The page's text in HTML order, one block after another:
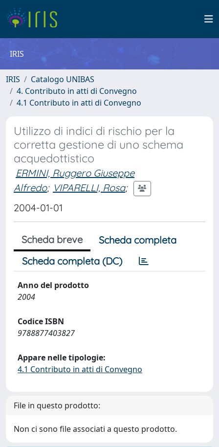
IRIS
IRIS
Catalogo UNIBAS
4. Contributo in atti di Convegno
4.1 Contributo in atti di Convegno
Utilizzo di indici di rischio per la
corretta gestione di uno schema
acquedottistico
ERMINI, Ruggero Giuseppe
Alfredo; VIPARELLI, Rosa;
2004-01-01
Scheda breve
Scheda completa
Scheda completa (DC)
Anno del prodotto
2004
Codice ISBN
9788877403827
Appare nelle tipologie:
4.1 Contributo in atti di Convegno
File in questo prodotto:
Non ci sono file associati a questo prodotto.